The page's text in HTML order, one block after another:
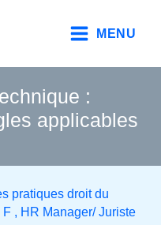
MENU
:
applicables
pratiques droit du
F , HR Manager/ Juriste